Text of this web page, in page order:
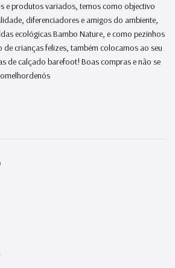
e produtos variados, temos como objectivo
diferenciadores e amigos do ambiente,
ecológicas Bambo Nature, e como pezinhos
crianças felizes, também colocamos ao seu
de calçado barefoot! Boas compras e não se